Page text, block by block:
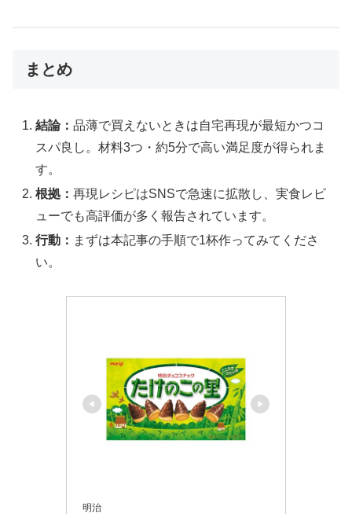
まとめ
結論：品薄で買えないときは自宅再現が最短かつコ
スパ良し。材料3つ・約5分で高い満足度が得られま
す。
根拠：再現レシピはSNSで急速に拡散し、実食レビ
ューでも高評価が多く報告されています。
行動： まずは本記事の手順で1杯作ってみてくださ
い。
明治